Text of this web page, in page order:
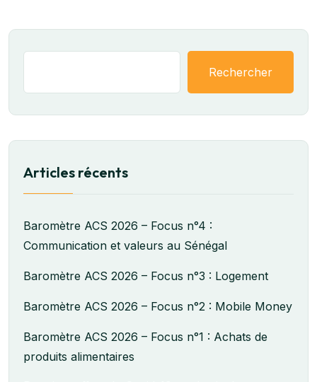
Rechercher
Articles récents
Baromètre ACS 2026 – Focus n°4 :
Communication et valeurs au Sénégal
Baromètre ACS 2026 – Focus n°3 : Logement
Baromètre ACS 2026 – Focus n°2 : Mobile Money
Baromètre ACS 2026 – Focus n°1 : Achats de
produits alimentaires